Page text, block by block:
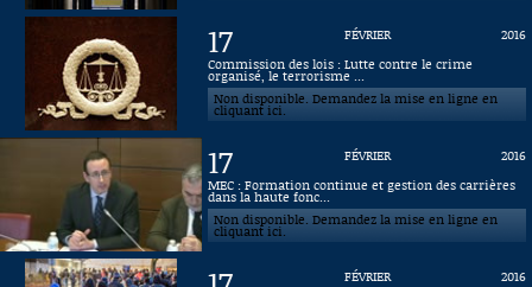
17 FÉVRIER
2016
Commission des lois : Lutte contre le crime
organisé, le terrorisme ...
Non disponible. Demandez la mise en ligne en
cliquant ici.
17 FÉVRIER
2016
MEC : Formation continue et gestion des carrières
dans la haute fonc...
Non disponible. Demandez la mise en ligne en
cliquant ici.
FÉVRIER
2016